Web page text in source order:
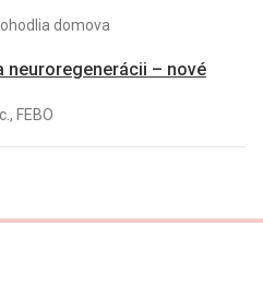
domova
neuroregenerácii – nové
FEBO